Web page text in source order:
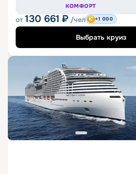
КОМФОРТ
от 130 661 ₽ /чел +1 000
Выбрать круиз